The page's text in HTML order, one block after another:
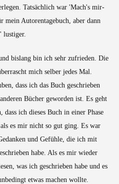
day:
Dienstag,
Tatsächlich war 'Mach's mir-
Autorentagebuch, aber dann
lustiger.
bislang bin ich sehr zufrieden. Die
mich selber jedes Mal.
dass ich das Buch geschrieben
Bücher geworden ist. Es geht
ich dieses Buch in einer Phase
es mir nicht so gut ging. Es war
und Gefühle, die ich mit
habe. Als es mir wieder
was ich geschrieben habe und es
etwas machen wollte.